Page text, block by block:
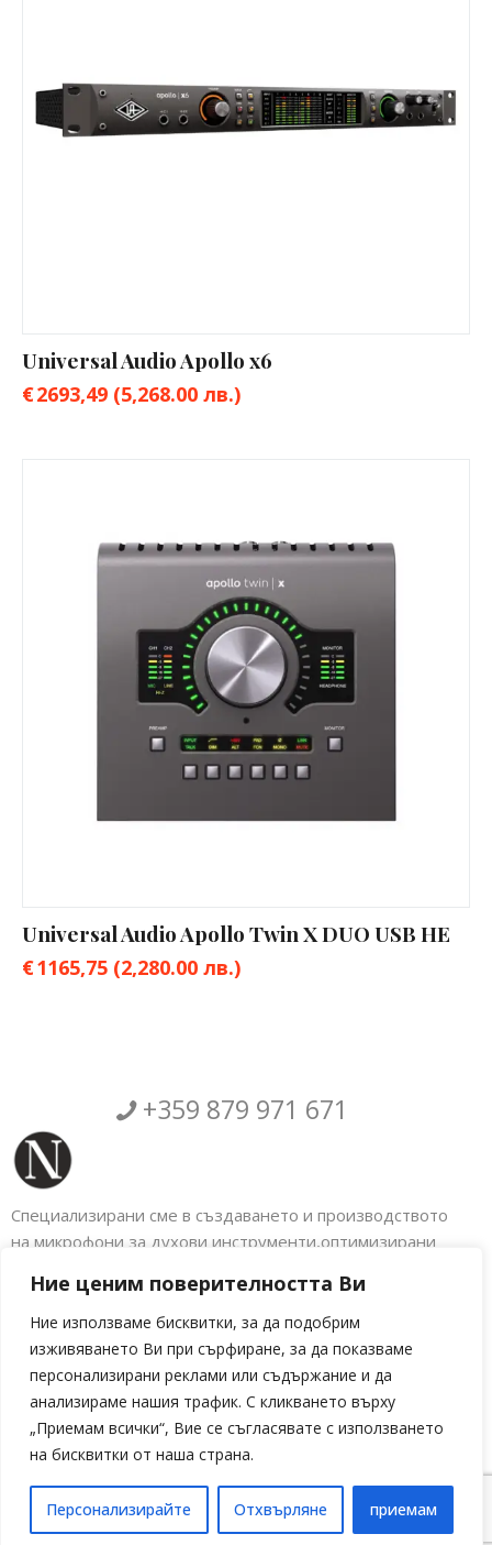
Ние ценим поверителността Ви
Ние използваме бисквитки, за да подобрим
изживяването Ви при сърфиране, за да показваме
персонализирани реклами или съдържание и да
анализираме нашия трафик. С кликването върху
„Приемам всички“, Вие се съгласявате с използването
на бисквитки от наша страна.
Персонализирайте Отхвърляне приемам
Universal Audio Apollo x6
€2693,49 (5,268.00 лв.)
Universal Audio Apollo Twin X DUO USB HE
€1165,75 (2,280.00 лв.)
+359 879 971 671
Специализирани сме в създаването и производството
на микрофони за духови инструменти,оптимизирани
електронното обновяване на голяма гама
индустриални машини. Налбантов Електроникс.
Социални мрежи